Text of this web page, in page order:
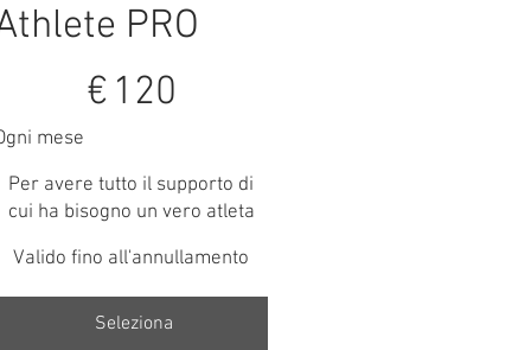
PRO
€ 120
mese
Per avere tutto il supporto di
cui ha bisogno un vero atleta
Valido fino all'annullamento
Seleziona